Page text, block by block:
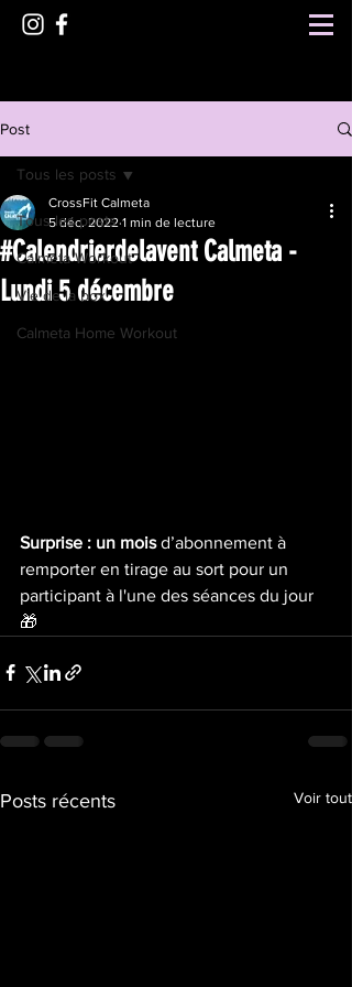
Post
Tous les posts
Calmeta Workout
Vie de la box
Calmeta Home Workout
Tous les posts
#Calendrierdelavent Calmeta -
Lundi 5 décembre
CrossFit Calmeta
5 déc. 2022 1 min de lecture
Surprise : un mois d’abonnement à
remporter en tirage au sort pour un
participant à l'une des séances du jour
🎁
Posts récents Voir tout